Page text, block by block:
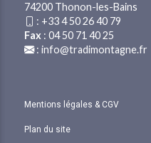
74200 Thonon-les-Bains
: +33 4 50 26 40 79
Fax : 04 50 71 40 25
: info@tradimontagne.fr
Mentions légales & CGV
Plan du site